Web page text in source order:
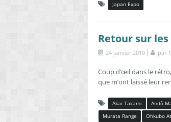
Japan Expo
Retour sur
24 janvier 2010 par
Coup d’œil dans le
que m’ont laissé leur
Akai Takami Andô
Murata Range
Ohkubo